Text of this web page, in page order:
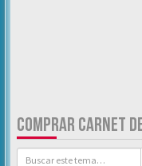
COMPRAR CARNET